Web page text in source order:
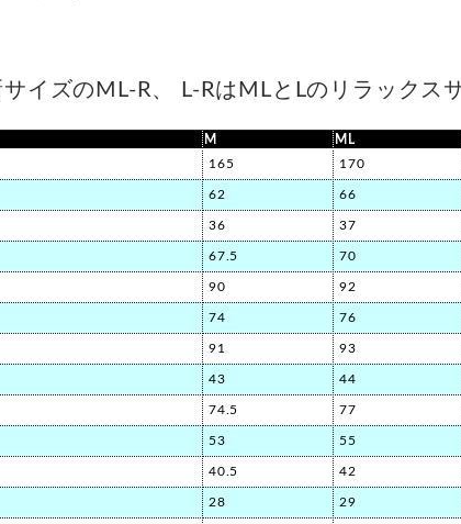
イズのML-R、 L-RはMLとLのリラックス
M ML
165 170
62 66
36 37
67.5 70
90 92
74 76
91 93
43 44
74.5 77
53 55
40.5 42
28 29